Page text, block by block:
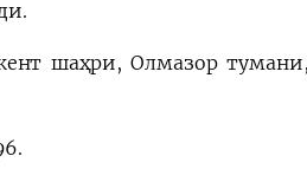
шаҳри, Олмазор тумани,